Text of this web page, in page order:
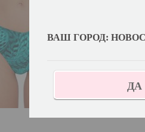
ВАШ ГОРОД:
ДА